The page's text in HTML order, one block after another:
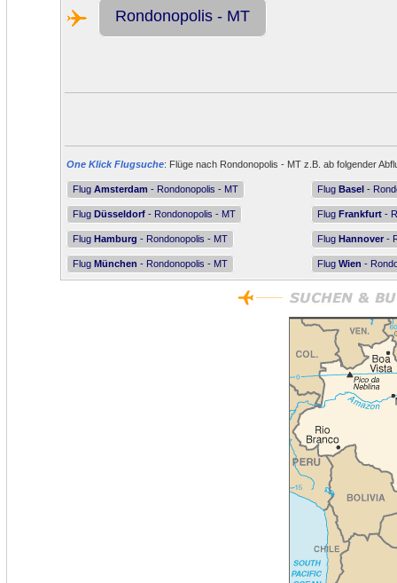
Rondonopolis - MT
One Klick Flugsuche: Flüge nach Rondonopolis - MT z.B. ab folgender
Flug Amsterdam - Rondonopolis - MT Flug Basel -
Flug Düsseldorf - Rondonopolis - MT Flug Frankfurt -
Flug Hamburg - Rondonopolis - MT Flug Hannover -
Flug München - Rondonopolis - MT Flug Wien -